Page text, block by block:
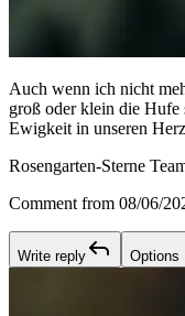
Auch wenn ich nicht
groß oder klein die Hufe
Ewigkeit in unseren
Rosengarten-Sterne
Comment from 08/06/
Write reply Options